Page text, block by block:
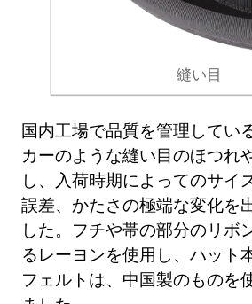
縫い目
国内工場で品質を管理してい
カーのような縫い目のほつれ
し、入荷時期によってのサイ
誤差、かたさの極端な変化を
した。フチや帯の部分のリボ
るレーヨンを使用し、ハット
フェルトは、中国製のものを